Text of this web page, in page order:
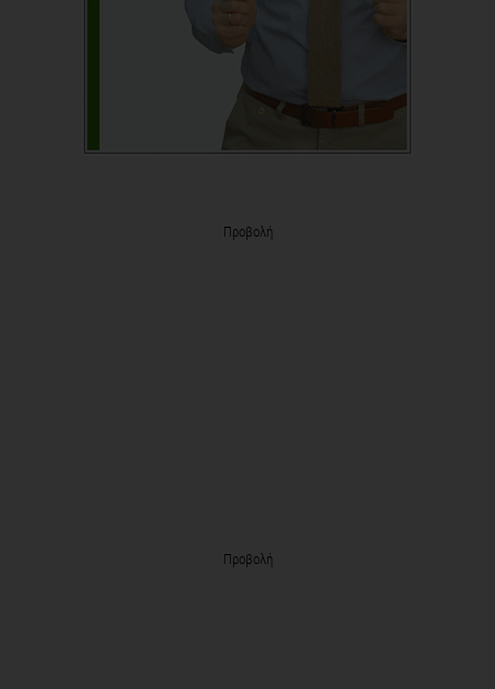
Προβολή
Προβολή